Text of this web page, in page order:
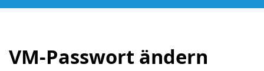
VM-Passwort ändern